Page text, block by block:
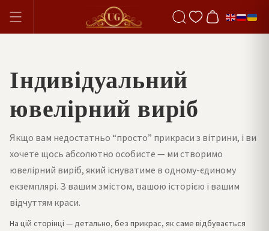
Індивідуальний
ювелірний виріб
Якщо вам недостатньо “просто” прикраси з вітрини, і ви
хочете щось абсолютно особисте — ми створимо
ювелірний виріб, який існуватиме в одному-єдиному
екземплярі. З вашим змістом, вашою історією і вашим
відчуттям краси.
На цій сторінці — детально, без прикрас, як саме відбувається